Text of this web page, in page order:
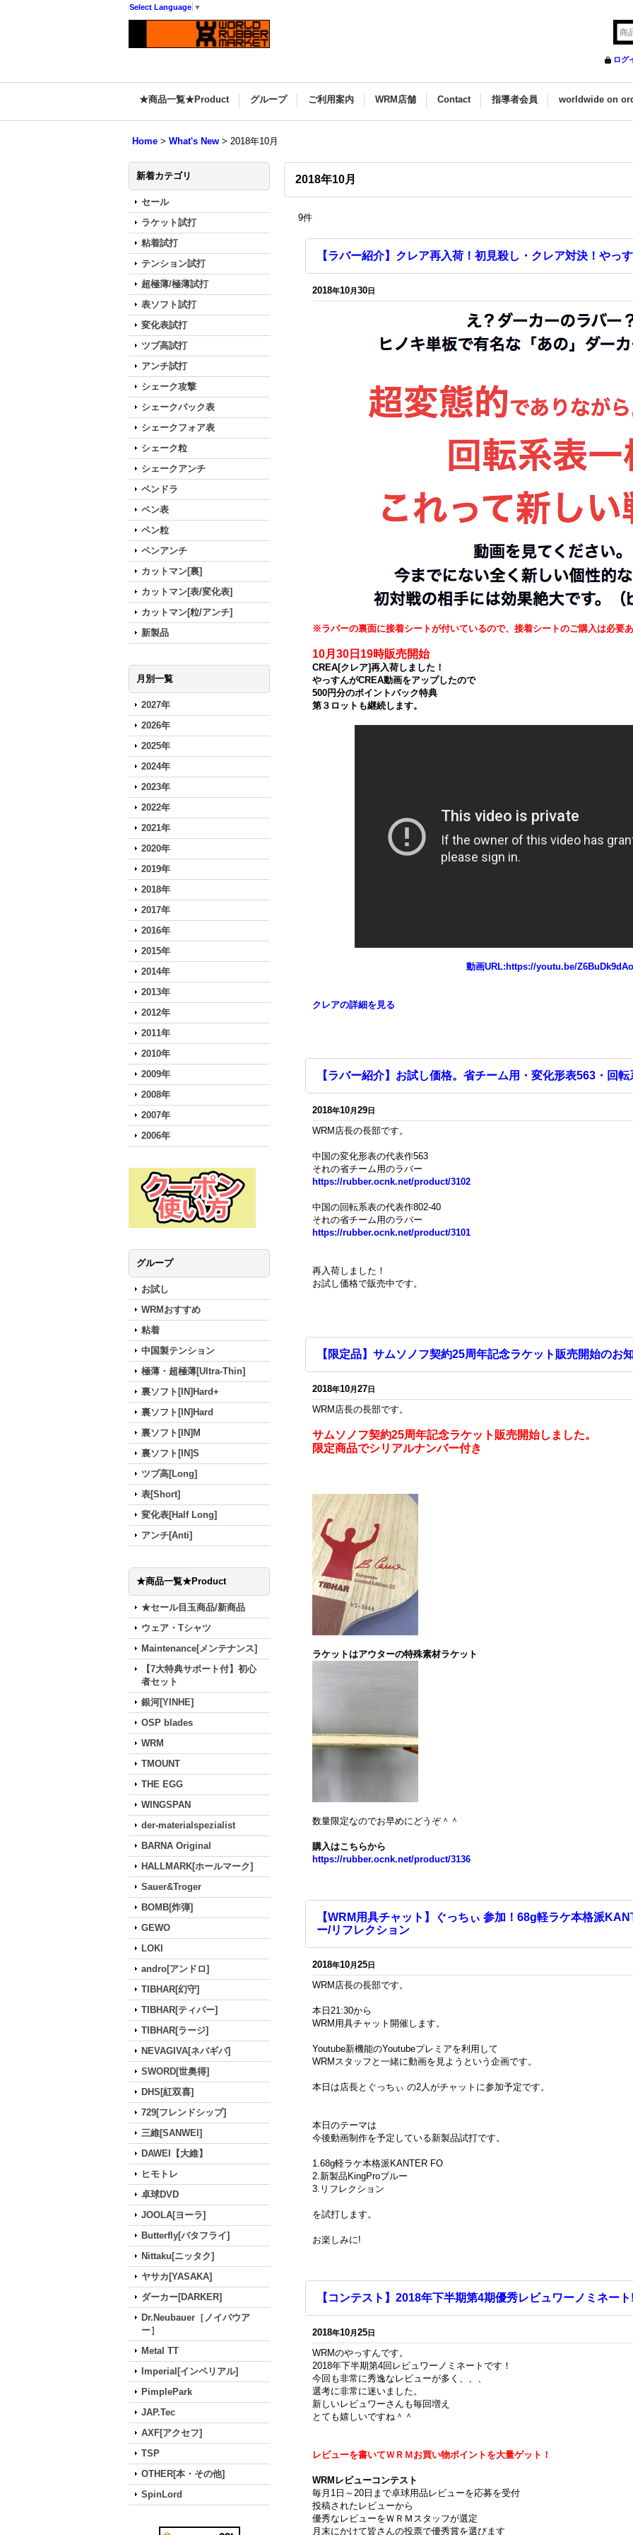
Select Language ▼
ログ
★商品一覧★Product グループ ご利用案内 WRM店舗 Contact 指導者会員 worldwide on
Home > What's New > 2018年10月
新着カテゴリ
セール
ラケット試打
粘着試打
テンション試打
超極薄/極薄試打
表ソフト試打
変化表試打
ツブ高試打
アンチ試打
シェーク攻撃
シェークバック表
シェークフォア表
シェーク粒
シェークアンチ
ペンドラ
ペン表
ペン粒
ペンアンチ
カットマン[裏]
カットマン[表/変化表]
カットマン[粒/アンチ]
新製品
月別一覧
2027年
2026年
2025年
2024年
2023年
2022年
2021年
2020年
2019年
2018年
2017年
2016年
2015年
2014年
2013年
2012年
2011年
2010年
2009年
2008年
2007年
2006年
グループ
お試し
WRMおすすめ
粘着
中国製テンション
極薄・超極薄[Ultra-Thin]
裏ソフト[IN]Hard+
裏ソフト[IN]Hard
裏ソフト[IN]M
裏ソフト[IN]S
ツブ高[Long]
表[Short]
変化表[Half Long]
アンチ[Anti]
★商品一覧★Product
★セール目玉商品/新商品
ウェア・Tシャツ
Maintenance[メンテナンス]
【7大特典サポート付】初心
者セット
銀河[YINHE]
OSP blades
WRM
TMOUNT
THE EGG
WINGSPAN
der-materialspezialist
BARNA Original
HALLMARK[ホールマーク]
Sauer&Troger
BOMB[炸弾]
GEWO
LOKI
andro[アンドロ]
TIBHAR[幻守]
TIBHAR[ティバー]
TIBHAR[ラージ]
NEVAGIVA[ネバギバ]
SWORD[世奥得]
DHS[紅双喜]
729[フレンドシップ]
三維[SANWEI]
DAWEI【大維】
ヒモトレ
卓球DVD
JOOLA[ヨーラ]
Butterfly[バタフライ]
Nittaku[ニッタク]
ヤサカ[YASAKA]
ダーカー[DARKER]
Dr.Neubauer［ノイバウア
ー］
Metal TT
Imperial[インペリアル]
PimplePark
JAP.Tec
AXF[アクセフ]
TSP
OTHER[本・その他]
SpinLord
2018年10月
9件
【ラバー紹介】クレア再入荷！初見殺し・クレア対決！やっ
2018年10月30日
※ラバーの裏面に接着シートが付いているので、接着シートのご購入は必要
10月30日19時販売開始
CREA[クレア]再入荷しました！
やっすんがCREA動画をアップしたので
500円分のポイントバック特典
第３ロットも継続します。
動画URL:https://youtu.be/
クレアの詳細を見る
【ラバー紹介】お試し価格。省チーム用・変化形表563・回
2018年10月29日
WRM店長の長部です。
中国の変化形表の代表作563
それの省チーム用のラバー
https://rubber.ocnk.net/product/3102
中国の回転系表の代表作802-40
それの省チーム用のラバー
https://rubber.ocnk.net/product/3101
再入荷しました！
お試し価格で販売中です。
【限定品】サムソノフ契約25周年記念ラケット販売開始のお
2018年10月27日
WRM店長の長部です。
サムソノフ契約25周年記念ラケット販売開始しました。
限定商品でシリアルナンバー付き
ラケットはアウターの特殊素材ラケット
数量限定なのでお早めにどうぞ＾＾
購入はこちらから
https://rubber.ocnk.net/product/3136
【WRM用具チャット】ぐっちぃ 参加！68g軽ラケ本格派
ー/リフレクション
2018年10月25日
WRM店長の長部です。
本日21:30から
WRM用具チャット開催します。
Youtube新機能のYoutubeプレミアを利用して
WRMスタッフと一緒に動画を見ようという企画です。
本日は店長とぐっちぃ の2人がチャットに参加予定です。
本日のテーマは
今後動画制作を予定している新製品試打です。
1.68g軽ラケ本格派KANTER FO
2.新製品KingProブルー
3.リフレクション
を試打します。
お楽しみに!
【コンテスト】2018年下半期第4期優秀レビュワーノミネー
2018年10月25日
WRMのやっすんです。
2018年下半期第4回レビュワーノミネートです！
今回も非常に秀逸なレビューが多く、、、
選考に非常に迷いました。
新しいレビュワーさんも毎回増え
とても嬉しいですね＾＾
レビューを書いてＷＲＭお買い物ポイントを大量ゲット！
WRMレビューコンテスト
毎月1日～20日まで卓球用品レビューを応募を受付
投稿されたレビューから
優秀なレビューをＷＲＭスタッフが選定
月末にかけて皆さんの投票で優秀賞を選びます